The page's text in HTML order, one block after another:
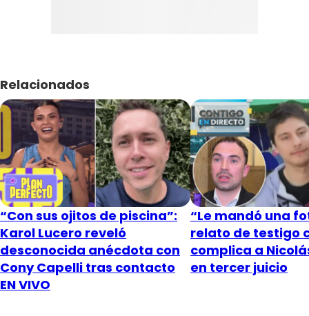
Relacionados
“Con sus ojitos de piscina”:
Karol Lucero reveló
desconocida anécdota con
Cony Capelli tras contacto
EN VIVO
“Le mandó una
relato de testigo
complica a
en tercer juicio